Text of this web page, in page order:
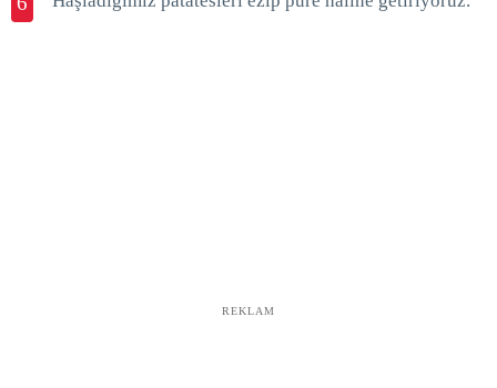
REKLAM